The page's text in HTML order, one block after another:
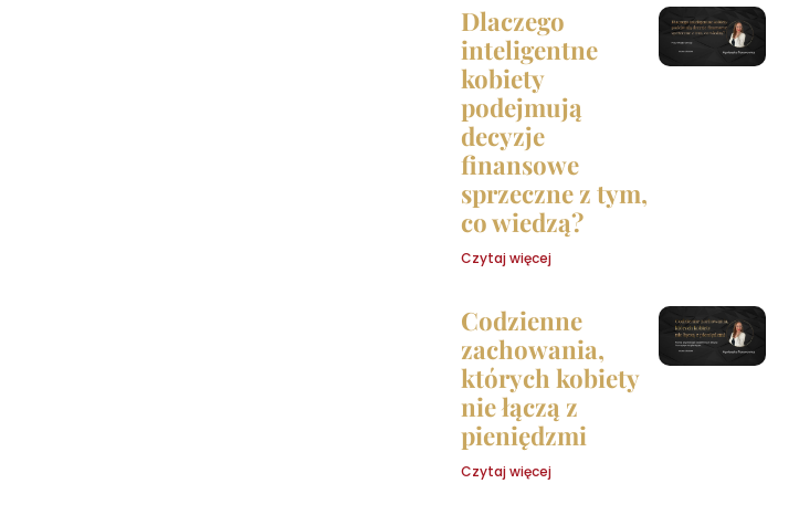
Dlaczego
inteligentne
kobiety
podejmują
decyzje
finansowe
sprzeczne z tym,
co wiedzą?
Czytaj więcej
Codzienne
zachowania,
których kobiety
nie łączą z
pieniędzmi
Czytaj więcej